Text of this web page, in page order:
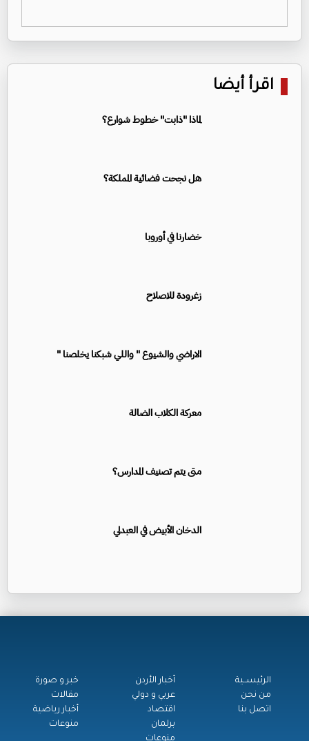
اقرأ أيضا
لماذا "ذابت" خطوط شوارع؟
هل نجحت فضائية المملكة؟
خضارنا في أوروبا
زغرودة للاصلاح
الاراضي والشيوع " واللي شبكنا يخلصنا "
معركة الكلاب الضالة
متى يتم تصنيف المدارس؟
الدخان الأبيض في العبدلي
الرئيســية
من نحن
اتصل بنا
أخبار الأردن
عربي و دولي
اقتصاد
برلمان
منوعات
خبر و صورة
مقالات
أخبار رياضية
منوعات